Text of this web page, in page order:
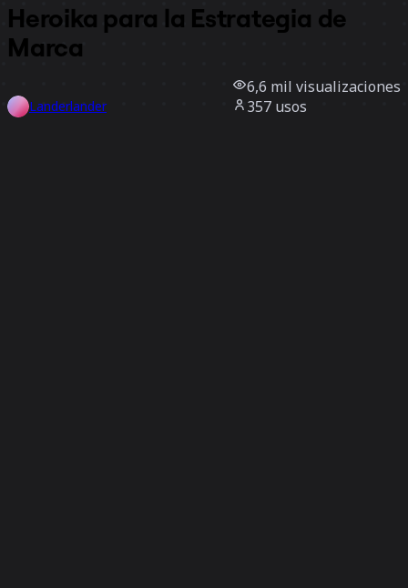
Heroika para la Estrategia de
Marca
Landerlander
6,6 mil visualizaciones
357 usos